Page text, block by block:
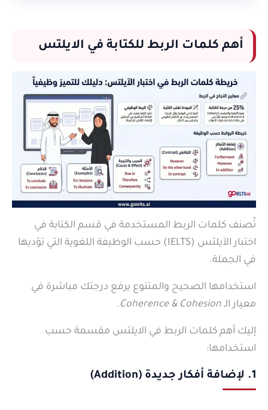
أهم كلمات الربط للكتابة في الايلتس
تُصنف كلمات الربط المستخدمة في قسم الكتابة في
اختبار الآيلتس (IELTS) حسب الوظيفة اللغوية التي تؤديها
في الجملة.
استخدامها الصحيح والمتنوع يرفع درجتك مباشرة في
معيار الـCoherence & Cohesion
.
إليك أهم كلمات الربط في الايلتس مقسمة حسب
استخدامها:
1. لإضافة أفكار جديدة (Addition)